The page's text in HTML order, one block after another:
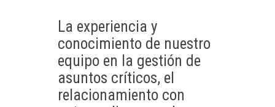
La experiencia y
conocimiento de nuestro
equipo en la gestión de
asuntos críticos, el
relacionamiento con